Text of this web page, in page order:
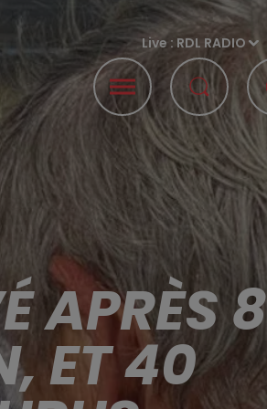
Live : RDL RADIO
APRÈS 8
ET 40